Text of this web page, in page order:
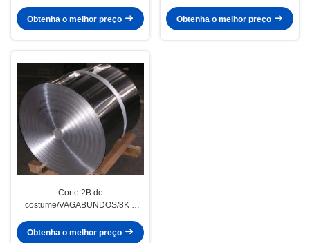
bobina/bobinas de aço inoxidável
laminadas
Obtenha o melhor preço
/ bobinas
Obtenha o melhor preço
Corte 2B do
costume/VAGABUNDOS/8K o
AISI, SUS laminou a bobina de
Obtenha o melhor preço